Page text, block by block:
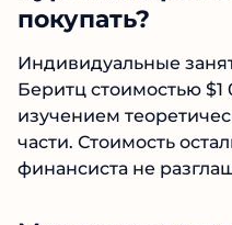
Курсы Андрея
ли покупать?
Индивидуальные
Беритц стоимостью
изучением
части. Стоимость